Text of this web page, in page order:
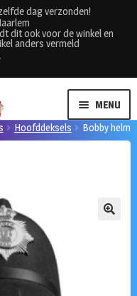
dag verzonden!
dit ook voor de winkel en
anders vermeld
MENU
Hoofddeksels Bobby helm